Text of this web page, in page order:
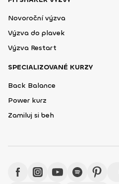
Novoroční výzva
Výzva do plavek
Výzva Restart
SPECIALIZOVANÉ KURZY
Back Balance
Power kurz
Zamiluj si beh